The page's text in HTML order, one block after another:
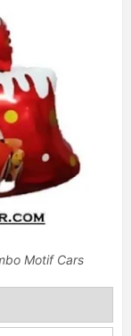
Motif Cars